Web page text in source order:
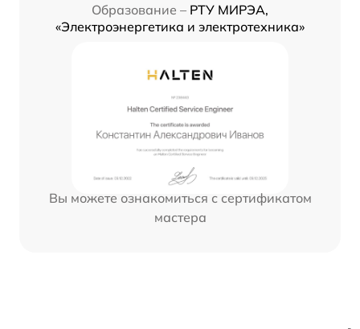
Образование – РТУ МИРЭА,
«Электроэнергетика и электротехника»
Вы можете ознакомиться с сертификатом
мастера